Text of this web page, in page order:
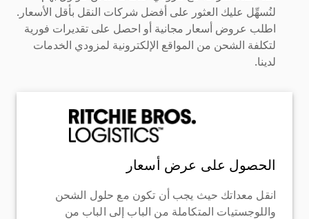
لنُسهِّل عليك العثور على أفضل شركات النقل بأقل الأسعار.
اطلب عروض أسعار مجانية أو احصل على تقديرات فورية
لتكلفة الشحن من المواقع الإلكترونية لمزودي الخدمات
لدينا.
الحصول على عرض أسعار
انقل معداتك حيث يجب أن تكون مع حلول الشحن
واللوجستيات المتكاملة من الباب إلى الباب من